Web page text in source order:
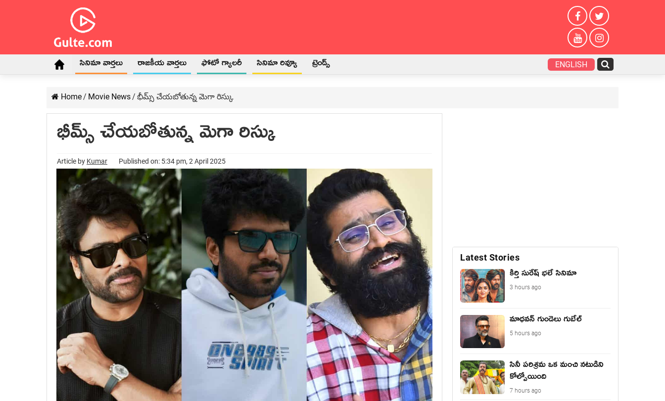
సినిమా వార్తలు రాజకీయ వార్తలు ఫోటో గ్యాలరీ సినిమా రివ్యూ ట్రెండ్స్ ENGLISH
Home/ Movie News/ భీమ్స్ చేయబోతున్న మెగా రిస్కు
భీమ్స్ చేయబోతున్న మెగా రిస్కు
Article by Kumar Published on: 5:34 pm, 2 April 2025
Latest Stories
కీర్తి సురేష్ భ‌లే సినిమా
3 hours ago
మాధ‌వ‌న్ గుండెలు గుబేల్‌
5 hours ago
సినీ పరిశ్రమ ఒక మంచి నటుడిని
కోల్పోయింది
7 hours ago